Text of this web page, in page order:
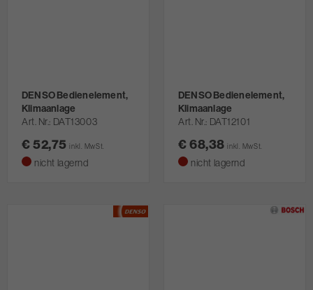
DENSO Bedienelement,
Klimaanlage
Art. Nr. DAT13003
€ 52,75inkl. MwSt.
nicht lagernd
DENSO Bedienelement,
Klimaanlage
Art. Nr. DAT12101
€ 68,38inkl. MwSt.
nicht lagernd